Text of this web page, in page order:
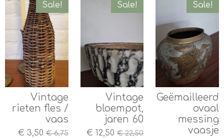
Sale!
Vintage
rieten fles /
vaas
€ 3,50 € 6,75
Sale!
Vintage
bloempot,
jaren 60
€ 12,50 € 22,50
Sale!
Geëmailleerd
ovaal
messing
vaasje